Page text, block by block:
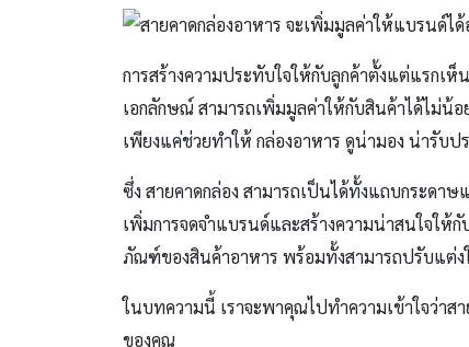
การสร้างความประทับใจให้กับลูกค้าตั้งแต่แรกเ
เอกลักษณ์ สามารถเพิ่มมูลค่าให้กับสินค้าได้ไม่น้
เพียงแค่ช่วยทำให้ กล่องอาหาร ดูน่ามอง น่ารับ
ซึ่ง สายคาดกล่อง สามารถเป็นได้ทั้งแถบกระดา
เพิ่มการจดจำแบรนด์และสร้างความน่าสนใจให้
ภัณฑ์ของสินค้าอาหาร พร้อมทั้งสามารถปรับแต่
ในบทความนี้ เราจะพาคุณไปทำความเข้าใจว่าส
ของคุณ